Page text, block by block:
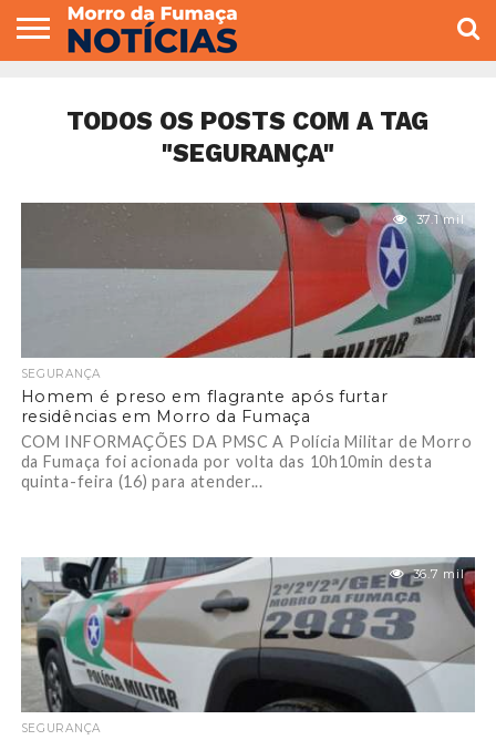
VEREADORES
TODOS OS POSTS COM A TAG
"SEGURANÇA"
37.1 mil
SEGURANÇA
Homem é preso em flagrante após furtar
residências em Morro da Fumaça
COM INFORMAÇÕES DA PMSC A Polícia Militar de Morro
da Fumaça foi acionada por volta das 10h10min desta
quinta-feira (16) para atender...
36.7 mil
SEGURANÇA